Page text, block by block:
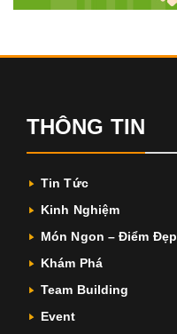
THÔNG TIN
Tin Tức
Kinh Nghiệm
Món Ngon – Điểm Đẹp
Khám Phá
Team Building
Event